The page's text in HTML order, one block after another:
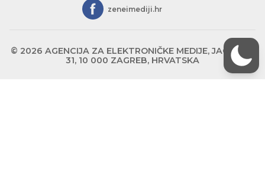
zeneimediji.hr
© 2026 AGENCIJA ZA ELEKTRONIČKE MEDIJE, JAGIĆEVA
31, 10 000 ZAGREB, HRVATSKA